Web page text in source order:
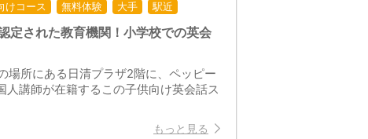
けコース 無料体験 大手 駅近
定された教育機関！小学校での英会
場所にある日清プラザ2階に、ペッピー
講師が在籍するこの子供向け英会話ス
もっと見る